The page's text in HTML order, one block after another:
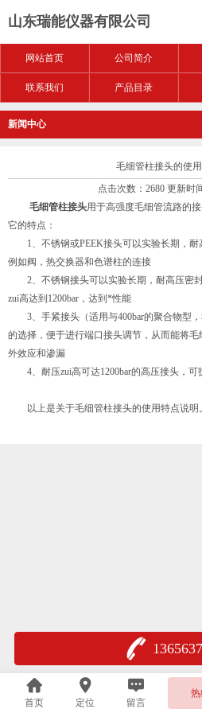
山东瑞能仪器有限公司
网站首页 公司简介
联系我们 产品目录
新闻中心
毛细管柱接头的使
点击次数：2680 更新时
毛细管柱接头用于高强度毛细管流路的
它的特点：
1、不锈钢或PEEK接头可以实验长期，耐
例如阀，热交换器和色谱柱的连接
2、不锈钢接头可以实验长期，耐高压密
zui高达到1200bar，达到*性能
3、手紧接头（适用与400bar的聚合物型，
的选择，便于进行端口接头调节，从而能将
外效应和渗漏
4、耐压zui高可达1200bar的高压接头，可
以上是关于毛细管柱接头的使用特点说明。
首页 定位 留言